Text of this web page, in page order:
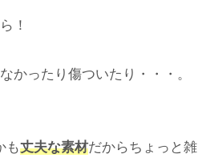
！
ったり傷ついたり・・・。
も丈夫な素材だからちょっと雑